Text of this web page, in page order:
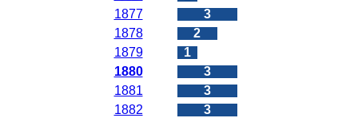
1877
3
1878
2
1879
1
1880
3
1881
3
1882
3